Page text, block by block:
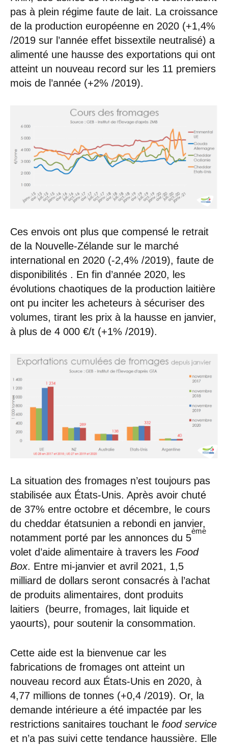
pas à plein régime faute de lait. La croissance
de la production européenne en 2020 (+1,4%
/2019 sur l’année effet bissextile neutralisé) a
alimenté une hausse des exportations qui ont
atteint un nouveau record sur les 11 premiers
mois de l’année (+2% /2019).
Ces envois ont plus que compensé le retrait
de la Nouvelle-Zélande sur le marché
international en 2020 (-2,4% /2019), faute de
disponibilités . En fin d’année 2020, les
évolutions chaotiques de la production laitière
ont pu inciter les acheteurs à sécuriser des
volumes, tirant les prix à la hausse en janvier,
à plus de 4 000 €/t (+1% /2019).
La situation des fromages n’est toujours pas
stabilisée aux États-Unis. Après avoir chuté
de 37% entre octobre et décembre, le cours
du cheddar étatsunien a rebondi en janvier,
notamment porté par les annonces du 5
ème
volet d’aide alimentaire à travers les Food
Box. Entre mi-janvier et avril 2021, 1,5
milliard de dollars seront consacrés à l’achat
de produits alimentaires, dont produits
laitiers (beurre, fromages, lait liquide et
yaourts), pour soutenir la consommation.
Cette aide est la bienvenue car les
fabrications de fromages ont atteint un
nouveau record aux États-Unis en 2020, à
4,77 millions de tonnes (+0,4 /2019). Or, la
demande intérieure a été impactée par les
restrictions sanitaires touchant le food service
et n’a pas suivi cette tendance haussière. Elle